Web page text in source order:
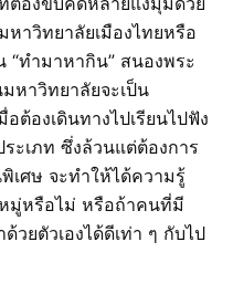
าวิทยาลัยเมืองไทยหรือ
“ทำมาหากิน” สนองพระ
หาวิทยาลัยจะเป็น
ต้องเดินทางไปเรียนไปฟัง
ะเภท ซึ่งล้วนแต่ต้องการ
เศษ จะทำให้ได้ความรู้
หมู่หรือไม่ หรือถ้าคนที่มี
วยตัวเองได้ดีเท่า ๆ กับไป